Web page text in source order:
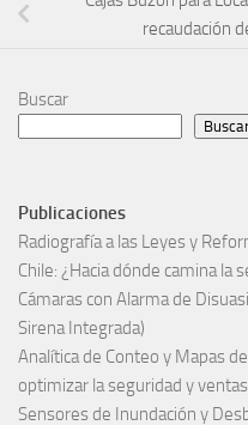
recaudación
Buscar
Publicaciones
Radiografía a las Leyes y
Chile: ¿Hacia dónde camina la
Cámaras con Alarma de
Sirena Integrada)
Analítica de Conteo y Mapas
optimizar la seguridad y
Sensores de Inundación y